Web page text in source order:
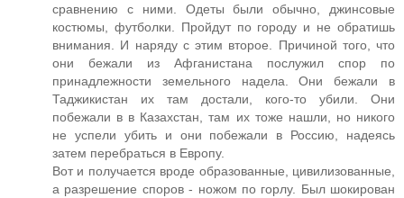
сравнению с ними. Одеты были обычно, джинсовые
костюмы, футболки. Пройдут по городу и не обратишь
внимания. И наряду с этим второе. Причиной того, что
они бежали из Афганистана послужил спор по
принадлежности земельного надела. Они бежали в
Таджикистан их там достали, кого-то убили. Они
побежали в в Казахстан, там их тоже нашли, но никого
не успели убить и они побежали в Россию, надеясь
затем перебраться в Европу.
Вот и получается вроде образованные, цивилизованные,
а разрешение споров - ножом по горлу. Был шокирован